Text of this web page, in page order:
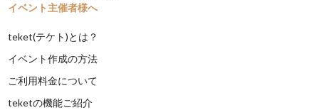
イベント主催者様へ
teket(テケト)とは？
イベント作成の方法
ご利用料金について
teketの機能ご紹介